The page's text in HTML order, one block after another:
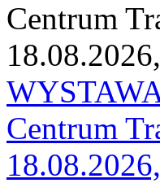
Centrum
Centrum